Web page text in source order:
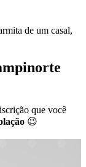
de um casal,
que você
😉